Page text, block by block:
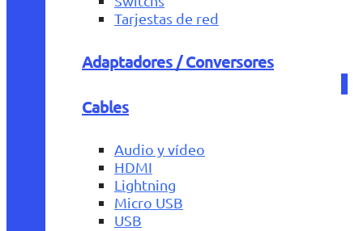
Tarjestas de red
Adaptadores / Conversores
Cables
Audio y vídeo
HDMI
Lightning
Micro USB
USB